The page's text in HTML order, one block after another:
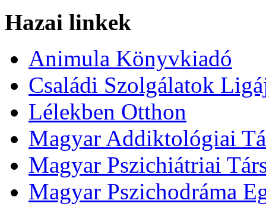
Hazai linkek
Animula Könyvkiadó
Családi Szolgálatok
Lélekben Otthon
Magyar Addiktológiai
Magyar Pszichiátriai
Magyar Pszichodráma